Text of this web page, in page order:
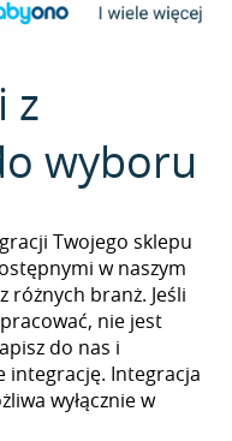
z
wyboru
Twojego sklepu
w naszym
branż. Jeśli
nie jest
do nas i
integrację. Integracja
wyłącznie w